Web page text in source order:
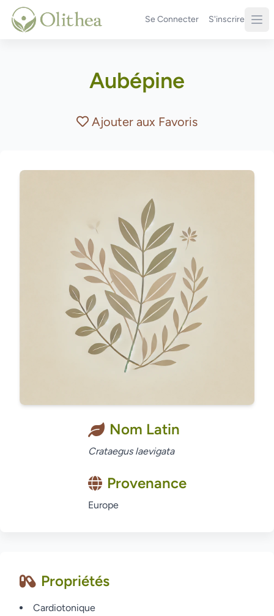
Se Connecter S'inscrire
Aubépine
Ajouter aux Favoris
Nom Latin
Crataegus laevigata
Provenance
Europe
Propriétés
Cardiotonique